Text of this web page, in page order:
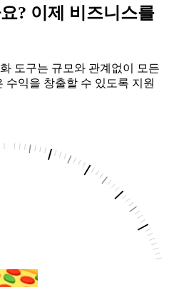
? 이제 비즈니스를
도구는 규모와 관계없이 모든
수익을 창출할 수 있도록 지원